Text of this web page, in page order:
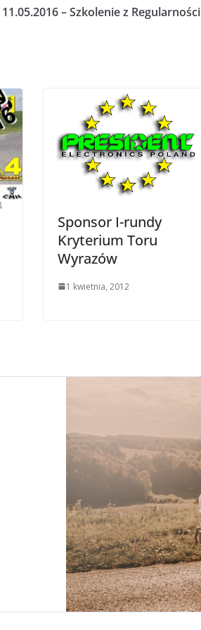
11.05.2016 – Szkolenie z Regularności
Sponsor I-rundy
Kryterium Toru
Wyrazów
1 kwietnia, 2012